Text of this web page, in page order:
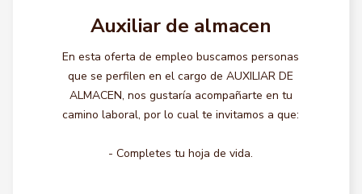
Auxiliar de almacen
En esta oferta de empleo buscamos personas
que se perfilen en el cargo de AUXILIAR DE
ALMACEN, nos gustaría acompañarte en tu
camino laboral, por lo cual te invitamos a que:
- Completes tu hoja de vida.